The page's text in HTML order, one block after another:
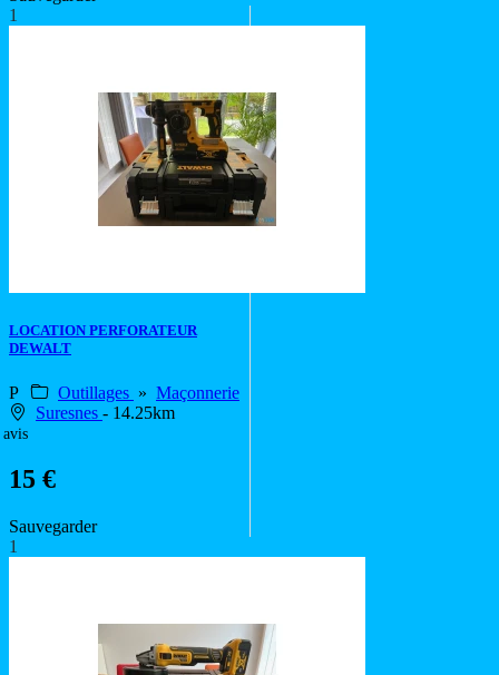
1
LOCATION PERFORATEUR
DEWALT
P Outillages » Maçonnerie
Suresnes - 14.25km
avis
15 €
Sauvegarder
1